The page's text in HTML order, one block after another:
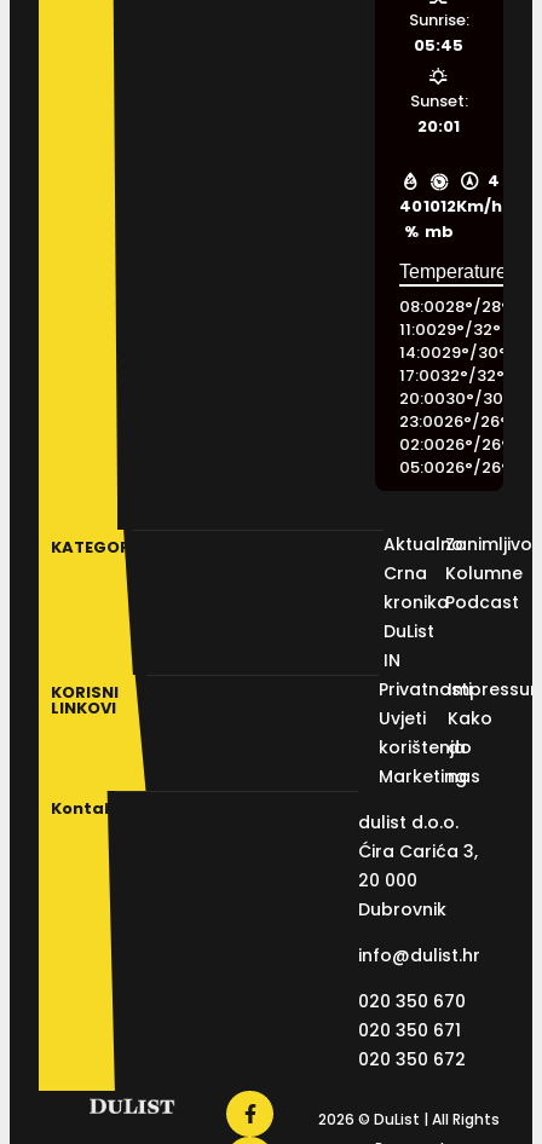
40
%
1012
mb
4
Km/h
Sunrise:
05:45
Sunset:
20:01
08:0028°/28°
11:0029°/32°
14:0029°/30°
17:0032°/32°
20:0030°/30
23:0026°/26°
02:0026°/26°
05:0026°/26°
KATEGORIJE
Aktualno
Crna
kronika
DuList
IN
Kolumne
Podcast
KORISNI
LINKOVI
Privatnosti
Uvjeti
korištenja
Marketing
Kako
do
nas
Kontakt
dulist d.o.o.
Ćira Carića 3,
20 000
Dubrovnik
info@dulist.hr
020 350 670
020 350 671
020 350 672
2026 © DuList | All Rights